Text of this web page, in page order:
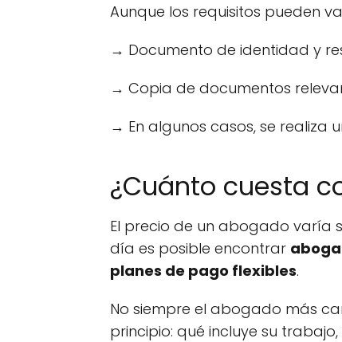
Aunque los requisitos pueden
→ Documento de identidad y
→ Copia de documentos
→ En algunos casos, se realiza
¿Cuánto cuesta
El precio de un abogado varía
día es posible encontrar
planes de pago flexibles.
No siempre el abogado más
principio: qué incluye su